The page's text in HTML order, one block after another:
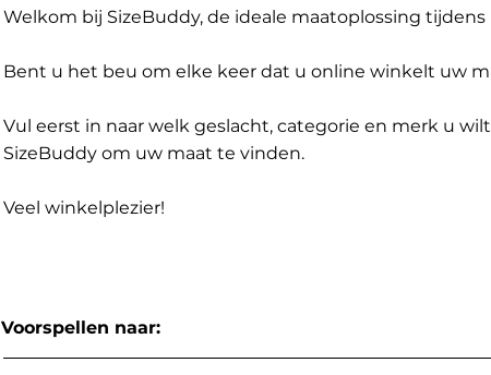
Welkom bij SizeBuddy, de ideale maatoplossing
Bent u het beu om elke keer dat u online winkelt uw
Vul eerst in naar welk geslacht, categorie en merk u
SizeBuddy om uw maat te vinden.
Veel winkelplezier!
Voorspellen naar: